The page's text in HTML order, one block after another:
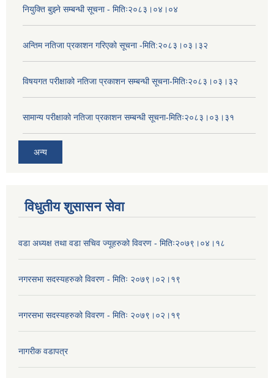
नियुक्ति बुझ्ने सम्बन्धी सूचना - मितिः२०८३।०४।०४
अन्तिम नतिजा प्रकाशन गरिएको सूचना -मिति:२०८३।०३।३२
विषयगत परीक्षाको नतिजा प्रकाशन सम्बन्धी सूचना-मितिः२०८३।०३।३२
सामान्य परीक्षाको नतिजा प्रकाशन सम्बन्धी सूचना-मितिः२०८३।०३।३१
अन्य
विधुतीय शुसासन सेवा
वडा अध्यक्ष तथा वडा सचिव ज्यूहरुको विवरण - मितिः२०७९।०४।१८
नगरसभा सदस्यहरुको विवरण - मितिः २०७९।०२।१९
नगरसभा सदस्यहरुको विवरण - मितिः २०७९।०२।१९
नागरीक वडापत्र